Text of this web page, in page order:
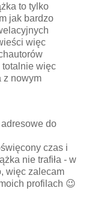
to tylko
jak bardzo
więc
totalnie więc
z nowym
do
czas i
nie trafiła - w
więc zalecam
profilach 😉